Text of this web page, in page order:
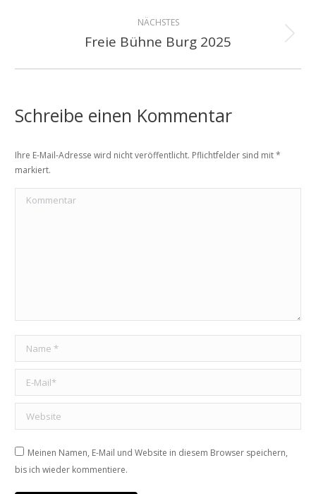
NÄCHSTES
Nächster
Freie Bühne Burg 2025
Schreibe einen Kommentar
Ihre E-Mail-Adresse wird nicht veröffentlicht. Pflichtfelder sind mit*
markiert.
Kommentar
Name *
E-Mail *
Website
Meinen Namen, E-Mail und Website in diesem Browser speichern,
bis ich wieder kommentiere.